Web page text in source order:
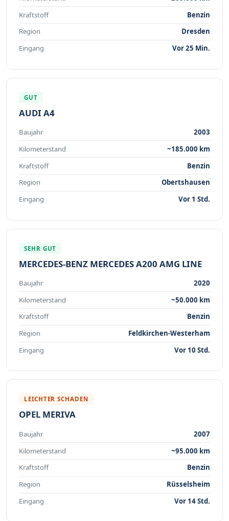
Kraftstoff
Benzin
Region
Dresden
Eingang
Vor 25 Min.
GUT
AUDI A4
Baujahr
2003
Kilometerstand
~185.000 km
Kraftstoff
Benzin
Region
Obertshausen
Eingang
Vor 1 Std.
SEHR GUT
MERCEDES-BENZ MERCEDES A200 AMG LINE
Baujahr
2020
Kilometerstand
~50.000 km
Kraftstoff
Benzin
Region
Feldkirchen-Westerham
Eingang
Vor 10 Std.
LEICHTER SCHADEN
OPEL MERIVA
Baujahr
2007
Kilometerstand
~95.000 km
Kraftstoff
Benzin
Region
Rüsselsheim
Eingang
Vor 14 Std.